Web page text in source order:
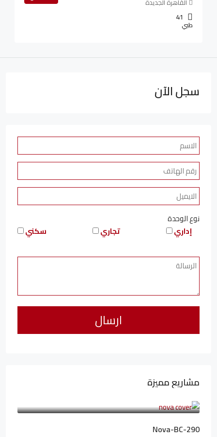
القاهرة الجديدة
41
طبي
سجل الآن
نوع الوحدة
سكني
تجاري إداري
مشاريع مميزة
6,323,076LE
Nova-BC-290